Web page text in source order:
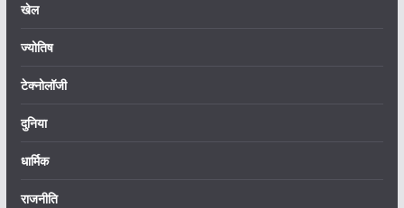
खेल
ज्योतिष
टेक्नोलॉजी
दुनिया
धार्मिक
राजनीति